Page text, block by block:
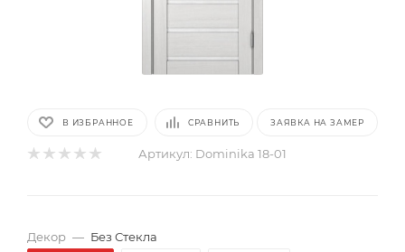
В ИЗБРАННОЕ СРАВНИТЬ ЗАЯВКА НА ЗАМЕР
Артикул: Dominika 18-01
Декор — Без Стекла